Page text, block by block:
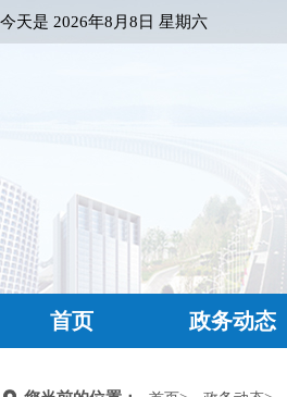
今天是 2026年8月8日 星期六
首页 政务动态